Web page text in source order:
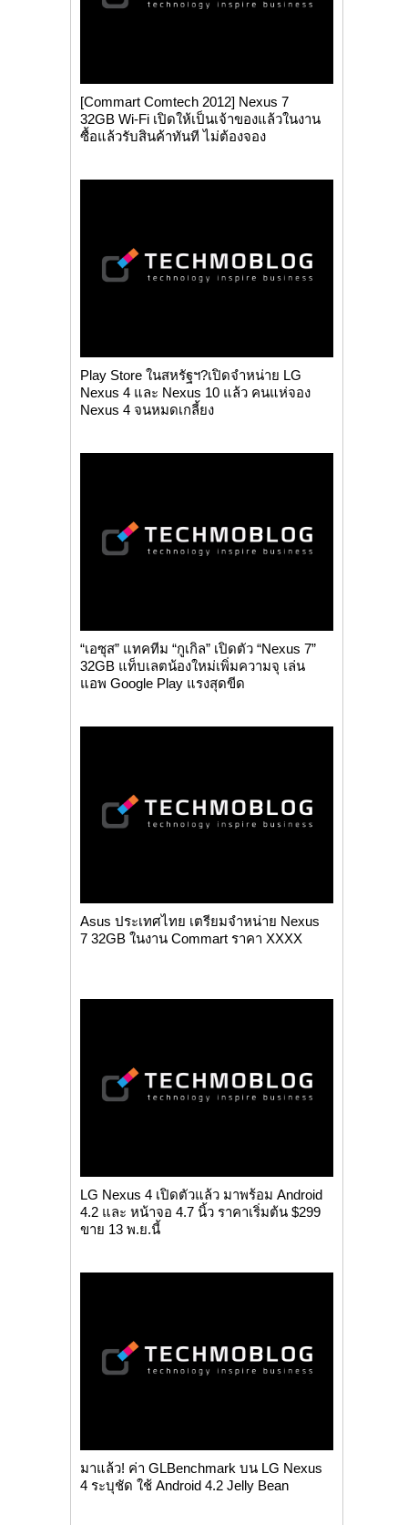
[Commart Comtech 2012] Nexus 7
32GB Wi-Fi เปิดให้เป็นเจ้าของแล้วในงาน
ซื้อแล้วรับสินค้าทันที ไม่ต้องจอง
Play Store ในสหรัฐฯ?เปิดจำหน่าย LG
Nexus 4 และ Nexus 10 แล้ว คนแห่จอง
Nexus 4 จนหมดเกลี้ยง
“เอซุส” แทคทีม “กูเกิล” เปิดตัว “Nexus 7”
32GB แท็บเลตน้องใหม่เพิ่มความจุ เล่น
แอพ Google Play แรงสุดขีด
Asus ประเทศไทย เตรียมจำหน่าย Nexus
7 32GB ในงาน Commart ราคา XXXX
LG Nexus 4 เปิดตัวแล้ว มาพร้อม Android
4.2 และ หน้าจอ 4.7 นิ้ว ราคาเริ่มต้น $299
ขาย 13 พ.ย.นี้
มาแล้ว! ค่า GLBenchmark บน LG Nexus
4 ระบุชัด ใช้ Android 4.2 Jelly Bean